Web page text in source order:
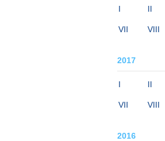
I II
VII VIII
2017
I II
VII VIII
2016